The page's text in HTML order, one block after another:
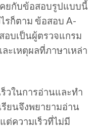
คยกับข้อสอบรูปแบบนี้
รก็ตาม ข้อสอบ A-
อบเป็นผู้ตรวจแกรม
ะเหตุผลที่ภาษาเหล่า
วในการอ่านและทำ
ยนจึงพยายามอ่าน
ต่ความเร็วที่ไม่มี